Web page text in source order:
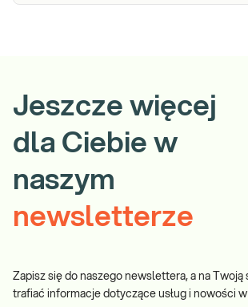
Jeszcze więcej
dla Ciebie w
naszym
newsletterze
Zapisz się do naszego newslettera, a na Twoją
trafiać informacje dotyczące usług i nowości